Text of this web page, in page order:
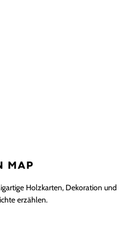
Holzkarten, Dekoration und
erzählen.